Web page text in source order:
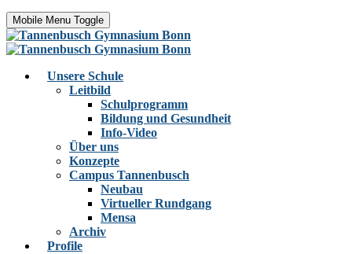
Mobile Menu Toggle
Unsere Schule
Leitbild
Schulprogramm
Bildung und Gesundheit
Info-Video
Über uns
Konzepte
Campus Tannenbusch
Neubau
Virtueller Rundgang
Mensa
Archiv
Profile